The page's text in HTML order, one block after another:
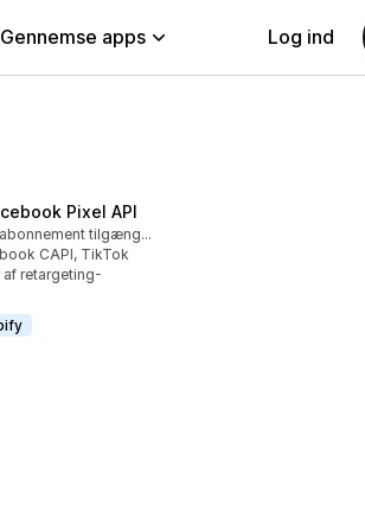
Gennemse apps Log ind
Pixel API
Gratis abonnement tilgængeligt
CAPI, TikTok
retargeting-